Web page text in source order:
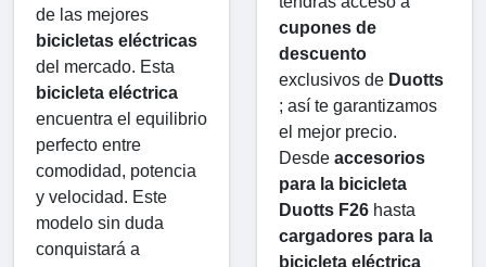
bicicletas eléctricas
bicicleta eléctrica
encuentra el equilibrio
perfecto entre
comodidad, potencia
y velocidad. Este
modelo sin duda
conquistará a
cupones de
descuento
exclusivos de Duotts
; así te garantizamos
el mejor precio.
Desde accesorios
para la bicicleta
Duotts ​​F26
cargadores para la
bicicleta eléctrica